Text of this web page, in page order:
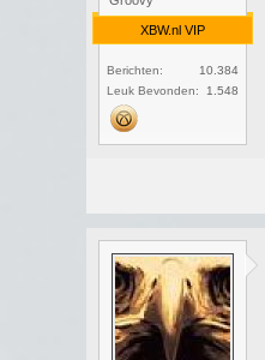
XBW.nl VIP
Berichten:
10.384
Leuk Bevonden:
1.548